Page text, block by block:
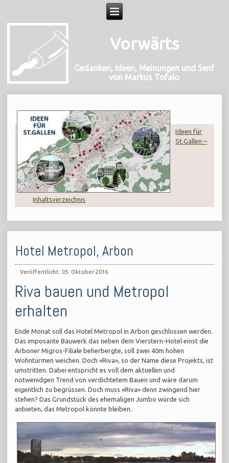
Vorwärts
Gedanken, Ideen, Meinungen und Senf
von Markus Tofalo
Ideen für
St.Gallen –
Inhaltsverzeichnis
Hotel Metropol, Arbon
Veröffentlicht: 05. Oktober 2016
Riva bauen und Metropol
erhalten
Ende Monat soll das Hotel Metropol in Arbon geschlossen werden.
Das imposante Bauwerk das neben dem Vierstern-Hotel einst die
Arboner Migros-Filiale beherbergte, soll zwei 40m hohen
Wohntürmen weichen. Doch «Riva», so der Name diese Projekts, ist
umstritten. Dabei entspricht es voll dem aktuellen und
notwenidgen Trend von verdichtetem Bauen und wäre darum
eigentlich zu begrüssen. Doch muss «Riva» denn zwingend hier
stehen? Das Grundstück des ehemaligen Jumbo würde sich
anbieten, das Metropol könnte bleiben.